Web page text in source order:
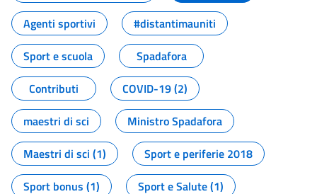
Agenti sportivi
#distantimauniti
Sport e scuola
Spadafora
Contributi
COVID-19 (2)
maestri di sci
Ministro Spadafora
Maestri di sci (1)
Sport e periferie 2018
Sport bonus (1)
Sport e Salute (1)